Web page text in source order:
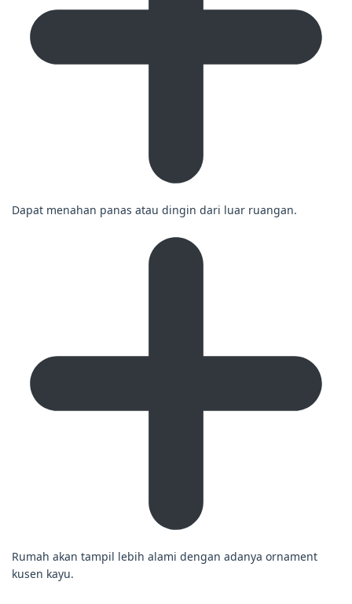
Dapat menahan panas atau dingin dari luar ruangan.
Rumah akan tampil lebih alami dengan adanya ornament
kusen kayu.